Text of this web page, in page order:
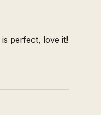
perfect, love it!